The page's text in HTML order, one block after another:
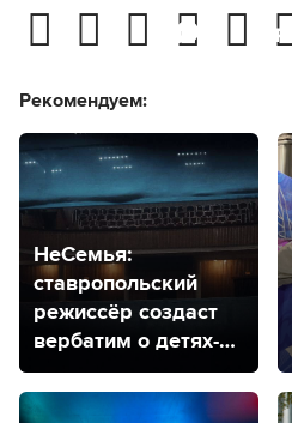
Рекомендуем:
НеСемья:
ставропольский
режиссёр создаст
вербатим о детях-
сиротах